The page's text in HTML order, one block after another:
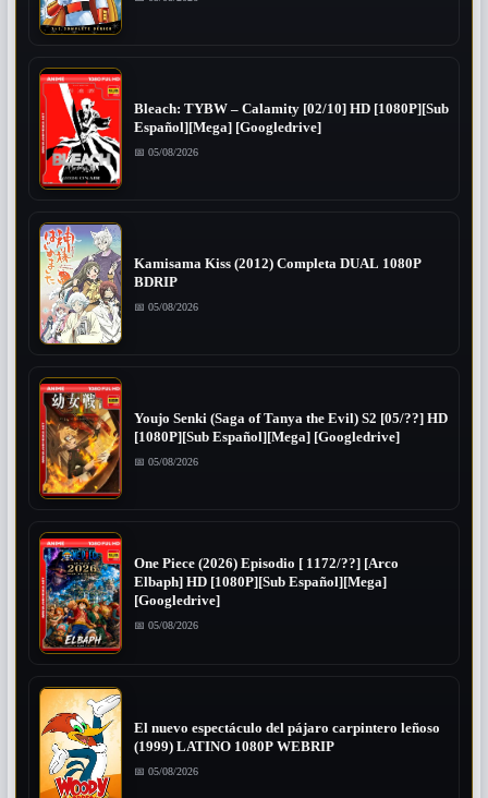
Bleach: TYBW – Calamity [02/10] HD [1080P][Sub
Español][Mega] [Googledrive]
📅 05/08/2026
Kamisama Kiss (2012) Completa DUAL 1080P
BDRIP
📅 05/08/2026
Youjo Senki (Saga of Tanya the Evil) S2 [05/??] HD
[1080P][Sub Español][Mega] [Googledrive]
📅 05/08/2026
One Piece (2026) Episodio [ 1172/??] [Arco
Elbaph] HD [1080P][Sub Español][Mega]
[Googledrive]
📅 05/08/2026
El nuevo espectáculo del pájaro carpintero leñoso
(1999) LATINO 1080P WEBRIP
📅 05/08/2026